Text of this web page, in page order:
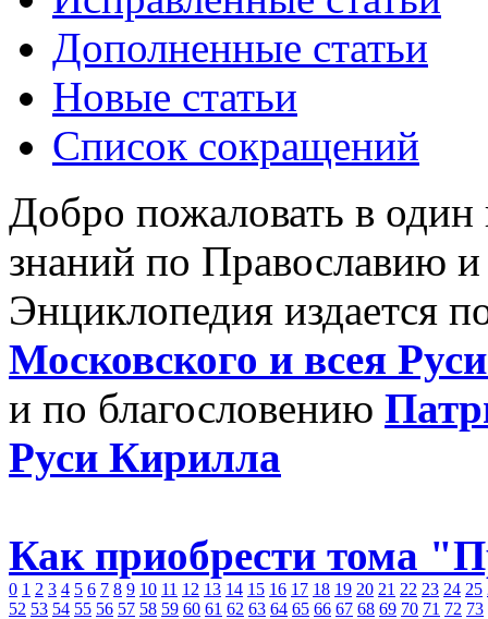
Дополненные статьи
Новые статьи
Список сокращений
Добро пожаловать в
знаний по Православию
Энциклопедия издается
Московского и всея
и по благословению
Руси Кирилла
Как приобрести тома
0 1 2 3 4 5 6 7 8 9 10 11 12 13 14 15 16 17 18 19 20 21 22 23 24 25
52 53 54 55 56 57 58 59 60 61 62 63 64 65 66 67 68 69 70 71 72 73